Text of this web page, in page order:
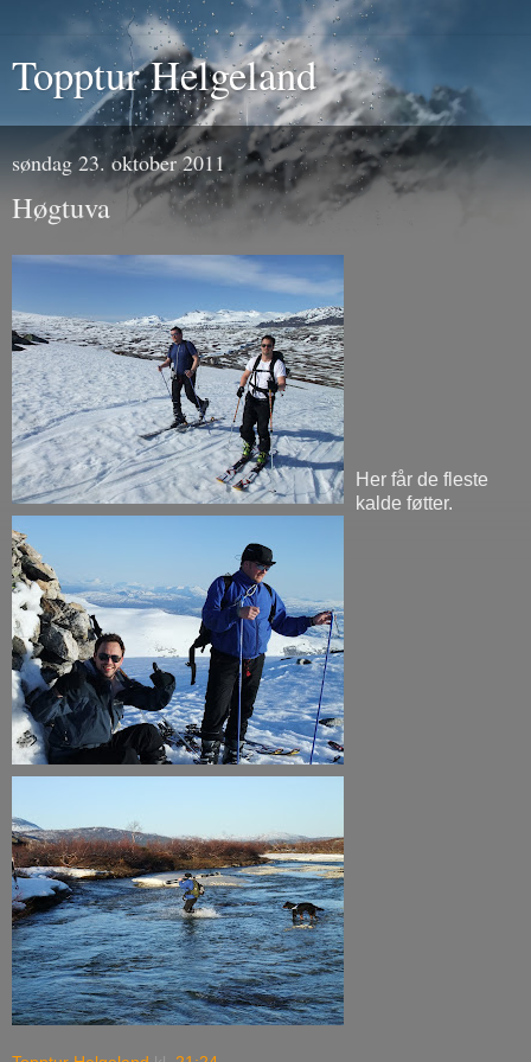
Topptur Helgeland
søndag 23. oktober 2011
Høgtuva
Her får de fleste
kalde føtter.